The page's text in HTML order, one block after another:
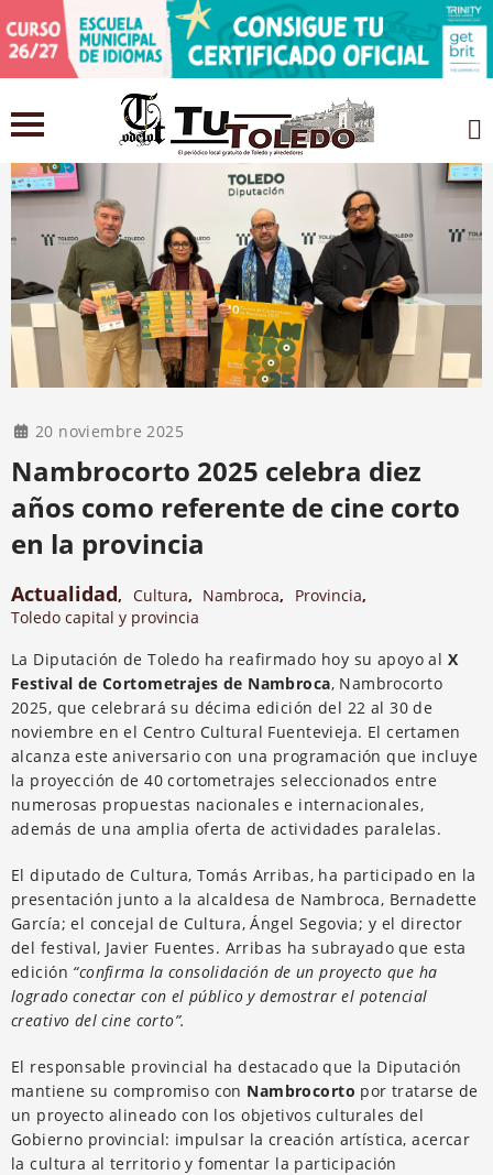
20 noviembre 2025
Nambrocorto 2025 celebra diez
años como referente de cine corto
en la provincia
Actualidad, Cultura, Nambroca, Provincia,
Toledo capital y provincia
La Diputación de Toledo ha reafirmado hoy su apoyo al X
Festival de Cortometrajes de Nambroca, Nambrocorto
2025, que celebrará su décima edición del 22 al 30 de
noviembre en el Centro Cultural Fuentevieja. El certamen
alcanza este aniversario con una programación que incluye
la proyección de 40 cortometrajes seleccionados entre
numerosas propuestas nacionales e internacionales,
además de una amplia oferta de actividades paralelas.
El diputado de Cultura, Tomás Arribas, ha participado en la
presentación junto a la alcaldesa de Nambroca, Bernadette
García; el concejal de Cultura, Ángel Segovia; y el director
del festival, Javier Fuentes. Arribas ha subrayado que esta
edición “confirma la consolidación de un proyecto que ha
logrado conectar con el público y demostrar el potencial
creativo del cine corto”.
El responsable provincial ha destacado que la Diputación
mantiene su compromiso con Nambrocorto por tratarse de
un proyecto alineado con los objetivos culturales del
Gobierno provincial: impulsar la creación artística, acercar
la cultura al territorio y fomentar la participación